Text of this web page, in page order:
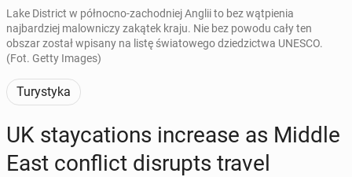
Lake District w północno-zachodniej Anglii to bez wątpienia
najbardziej malowniczy zakątek kraju. Nie bez powodu cały ten
obszar został wpisany na listę światowego dziedzictwa UNESCO.
(Fot. Getty Images)
Turystyka
UK stay­ca­tions in­crease as Middle
East con­flict dis­rupts travel